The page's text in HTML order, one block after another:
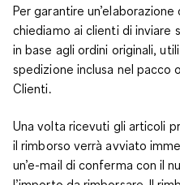
Per garantire
chiediamo ai clienti di inviare
in base agli ordini originali,
spedizione inclusa nel pacco
Clienti.
Una volta ricevuti gli articoli
il rimborso verrà avviato
un’e-mail di conferma con il